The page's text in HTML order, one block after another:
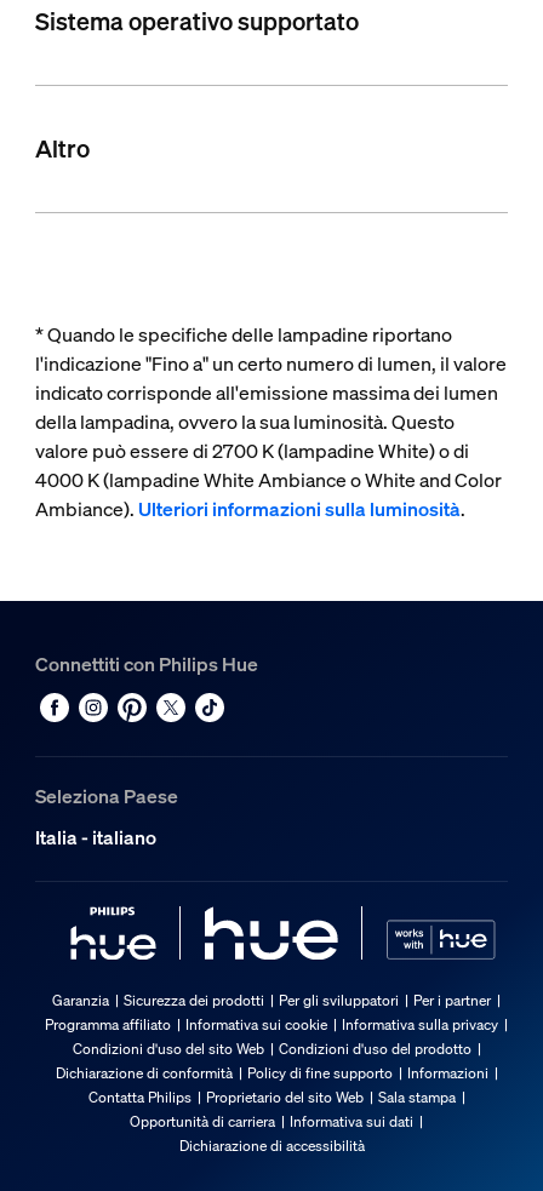
Sistema operativo supportato
Altro
* Quando le specifiche delle lampadine riportano
l'indicazione "Fino a" un certo numero di lumen, il valore
indicato corrisponde all'emissione massima dei lumen
della lampadina, ovvero la sua luminosità. Questo
valore può essere di 2700 K (lampadine White) o di
4000 K (lampadine White Ambiance o White and Color
Ambiance).Ulteriori informazioni sulla luminosità.
Connettiti con Philips Hue
Seleziona Paese
Italia - italiano
Garanzia Sicurezza dei prodotti Per gli sviluppatori
Per i partner
Programma affiliato
Informativa sui cookie
Informativa sulla privacy
Condizioni d'uso del sito Web
Condizioni d'uso del prodotto
Dichiarazione di conformità
Policy di fine supporto
Informazioni
Contatta Philips
Proprietario del sito Web
Sala stampa
Opportunità di carriera
Informativa sui dati
Dichiarazione di accessibilità